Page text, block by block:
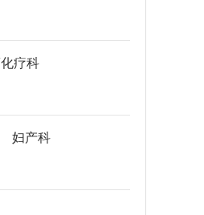
疗科
妇产科